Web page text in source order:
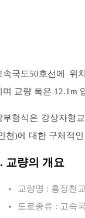
속국도50호선에 위
며 교량 폭은 12.1m
부형식은 강상자형
천)에 대한 구체적
교량의 개요
교량명 : 흥정천
도로종류 : 고속